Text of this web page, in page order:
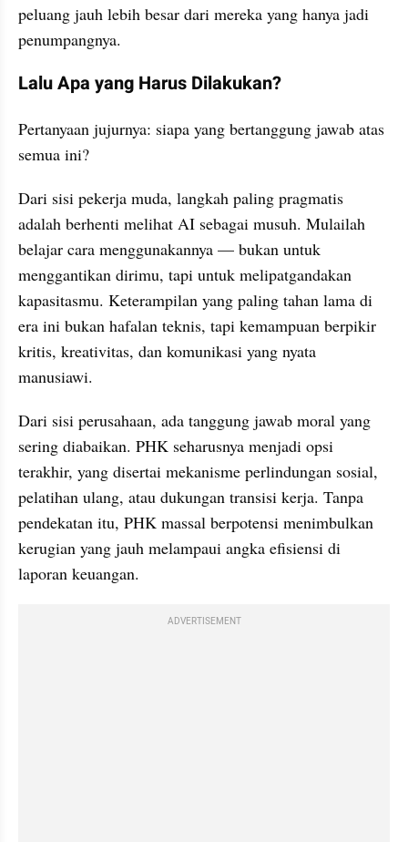
peluang jauh lebih besar dari mereka yang hanya jadi
penumpangnya.
Lalu Apa yang Harus Dilakukan?
Pertanyaan jujurnya: siapa yang bertanggung jawab atas
semua ini?
Dari sisi pekerja muda, langkah paling pragmatis
adalah berhenti melihat AI sebagai musuh. Mulailah
belajar cara menggunakannya — bukan untuk
menggantikan dirimu, tapi untuk melipatgandakan
kapasitasmu. Keterampilan yang paling tahan lama di
era ini bukan hafalan teknis, tapi kemampuan berpikir
kritis, kreativitas, dan komunikasi yang nyata
manusiawi.
Dari sisi perusahaan, ada tanggung jawab moral yang
sering diabaikan. PHK seharusnya menjadi opsi
terakhir, yang disertai mekanisme perlindungan sosial,
pelatihan ulang, atau dukungan transisi kerja. Tanpa
pendekatan itu, PHK massal berpotensi menimbulkan
kerugian yang jauh melampaui angka efisiensi di
laporan keuangan.
ADVERTISEMENT